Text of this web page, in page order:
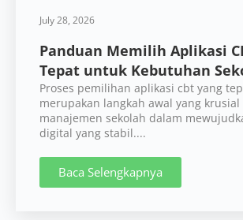
manajemen sekolah dalam
Baca Selengkapnya